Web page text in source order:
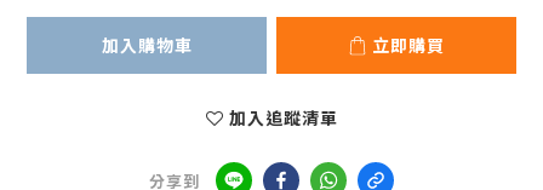
加入購物車 立即購買
加入追蹤清單
分享到